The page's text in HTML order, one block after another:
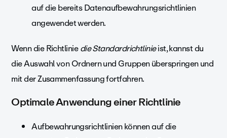
auf die bereits Datenaufbewahrungsrichtlinien
angewendet werden.
Wenn die Richtliniedie Standardrichtlinieist, kannst du
die Auswahl von Ordnern und Gruppen überspringen und
mit der Zusammenfassung fortfahren.
Optimale Anwendung einer Richtlinie
Aufbewahrungsrichtlinien können auf die